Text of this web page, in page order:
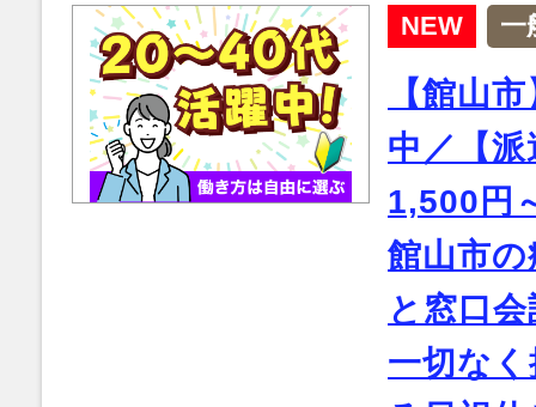
NEW 一
【館山
中／【
1,500円
館山市
と窓口
一切な